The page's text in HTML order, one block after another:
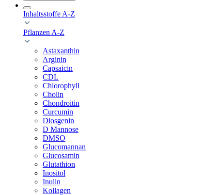
Inhaltsstoffe A-Z
Pflanzen A-Z
Astaxanthin
Arginin
Capsaicin
CDL
Chlorophyll
Cholin
Chondroitin
Curcumin
Diosgenin
D Mannose
DMSO
Glucomannan
Glucosamin
Glutathion
Inositol
Inulin
Kollagen